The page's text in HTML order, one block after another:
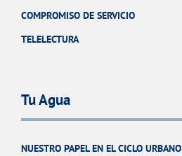
COMPROMISO DE SERVICIO
TELELECTURA
Tu Agua
NUESTRO PAPEL EN EL CICLO URBANO